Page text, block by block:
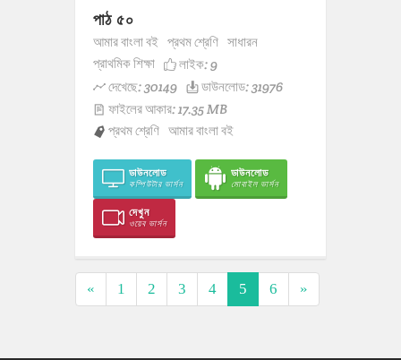
পাঠ ৫০
আমার বাংলা বই প্রথম শ্রেণি সাধারন
প্রাথমিক শিক্ষা
লাইক:9
দেখেছে: 30149
ডাউনলোড: 31976
ফাইলের আকার: 17.35 MB
প্রথম শ্রেণি আমার বাংলা বই
ডাউনলোড
কম্পিউটার ভার্সন
ডাউনলোড
মোবাইল ভার্সন
দেখুন
ওয়েব ভার্সন
« 1 2 3 4 5 6 »